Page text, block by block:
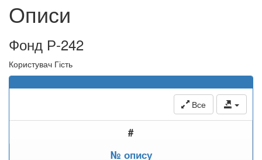
Описи
Фонд Р-242
Користувач Гість
Все
#
№ опису